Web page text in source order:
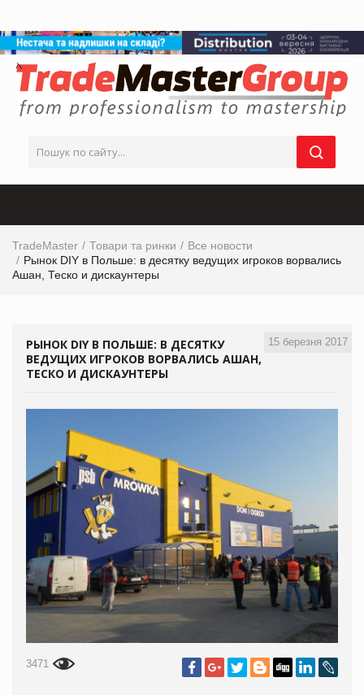
TradeMaster Товари та ринки
Все новости
Рынок DIY в Польше: в десятку ведущих игроков ворвались
Ашан, Теско и дискаунтеры
15 березня 2017
РЫНОК DIY В ПОЛЬШЕ: В ДЕСЯТКУ
ВЕДУЩИХ ИГРОКОВ ВОРВАЛИСЬ АШАН,
ТЕСКО И ДИСКАУНТЕРЫ
3471